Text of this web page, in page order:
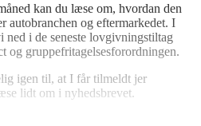
kan du læse om, hvordan den
autobranchen og eftermarkedet. I
i de seneste lovgivningstiltag
og gruppefritagelsesforordningen.
igen til, at I får tilmeldt jer
lidt om i nyhedsbrevet.